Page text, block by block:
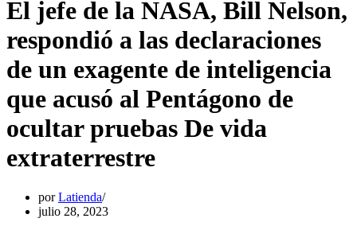
El jefe de la NASA, Bill Nelson,
respondió a las declaraciones
de un exagente de inteligencia
que acusó al Pentágono de
ocultar pruebas De vida
extraterrestre
porLatienda
julio 28, 2023